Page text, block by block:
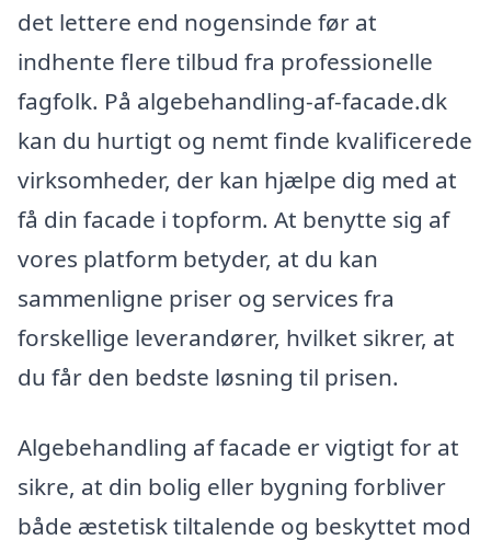
det lettere end nogensinde før at
indhente flere tilbud fra professionelle
fagfolk. På algebehandling-af-facade.dk
kan du hurtigt og nemt finde kvalificerede
virksomheder, der kan hjælpe dig med at
få din facade i topform. At benytte sig af
vores platform betyder, at du kan
sammenligne priser og services fra
forskellige leverandører, hvilket sikrer, at
du får den bedste løsning til prisen.
Algebehandling af facade er vigtigt for at
sikre, at din bolig eller bygning forbliver
både æstetisk tiltalende og beskyttet mod